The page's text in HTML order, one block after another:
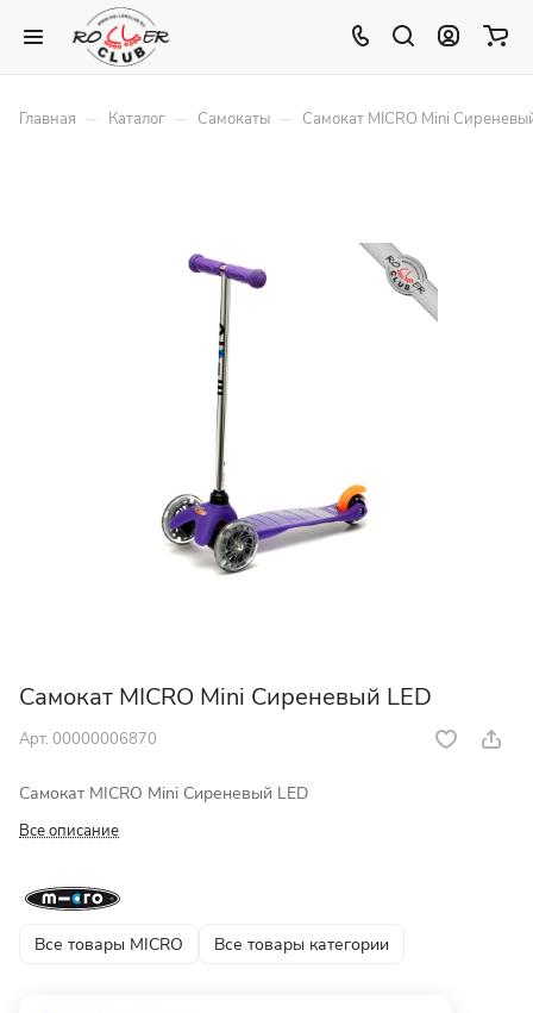
Главная – Каталог – Самокаты – Самокат MICRO Mini
Самокат MICRO Mini Сиреневый LED
Арт. 00000006870
Самокат MICRO Mini Сиреневый LED
Все описание
Все товары MICRO Все товары категории